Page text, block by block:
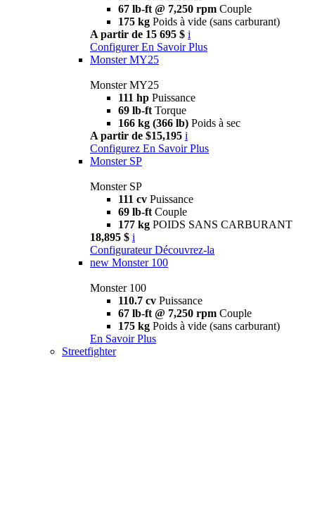
67 lb-ft @ 7,250 rpm Couple
175 kg Poids à vide (sans carburant)
A partir de 15 695 $ i
Configurer En Savoir Plus
Monster MY25
Monster MY25
111 hp Puissance
69 lb-ft Torque
166 kg (366 lb) Poids à sec
A partir de $15,195 i
Configurez En Savoir Plus
Monster SP
Monster SP
111 cv Puissance
69 lb-ft Couple
177 kg POIDS SANS CARBURANT
18,895 $ i
Configurateur Découvrez-la
new Monster 100
Monster 100
110.7 cv Puissance
67 lb-ft @ 7,250 rpm Couple
175 kg Poids à vide (sans carburant)
En Savoir Plus
Streetfighter